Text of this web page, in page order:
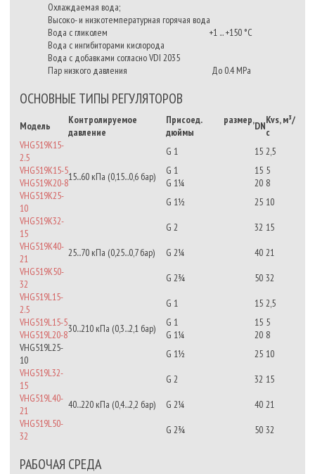
Охлаждаемая вода;
Высоко- и низкотемпературная горячая вода
Вода с гликолем +1 ... +150 °C
Вода с ингибиторами кислорода
Вода с добавками согласно VDI 2035
Пар низкого давления До 0.4 MPa
ОСНОВНЫЕ ТИПЫ РЕГУЛЯТОРОВ
Модель
Контролируемое
давление
Присоед. размер,
дюймы
DNKvs, м³/
с
VHG519K15-
2.5
15...60 кПа (0,15...0,6 бар)
G 1 15 2,5
VHG519K15-5
G 1 15 5
VHG519K20-8
G 1¼ 20 8
VHG519K25-
10
G 1½ 25 10
VHG519K32-
15
25...70 кПа (0,25...0,7 бар)
G 2 32 15
VHG519K40-
21
G 2¼ 40 21
VHG519K50-
32
G 2¾ 50 32
VHG519L15-
2.5
30...210 кПа (0,3...2,1 бар)
G 1 15 2,5
VHG519L15-5
G 1 15 5
VHG519L20-8
G 1¼ 20 8
VHG519L25-
10
G 1½ 25 10
VHG519L32-
15
40...220 кПа (0,4...2,2 бар)
G 2 32 15
VHG519L40-
21
G 2¼ 40 21
VHG519L50-
32
G 2¾ 50 32
РАБОЧАЯ СРЕДА